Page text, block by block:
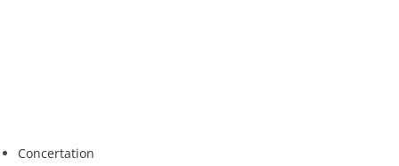
Concertation